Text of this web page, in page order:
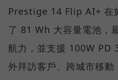
Prestige 14 Flip AI+ 在
了 81 Wh 大容量電池，
航力，並支援 100W PD
外拜訪客戶、跨城市移